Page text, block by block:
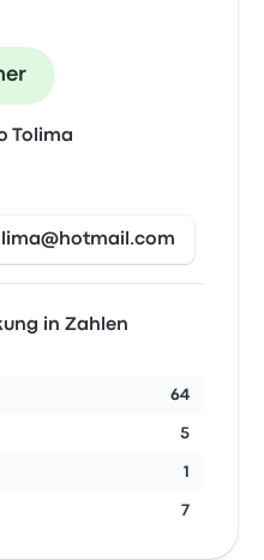
Tolima
in Zahlen
64
5
1
7